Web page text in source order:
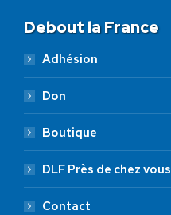
Debout la France
Adhésion
Don
Boutique
DLF Près de chez vous
Contact